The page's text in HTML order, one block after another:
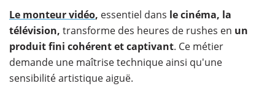
Le monteur vidéo, essentiel dans le cinéma, la
télévision, transforme des heures de rushes en un
produit fini cohérent et captivant. Ce métier
demande une maîtrise technique ainsi qu'une
sensibilité artistique aiguë.